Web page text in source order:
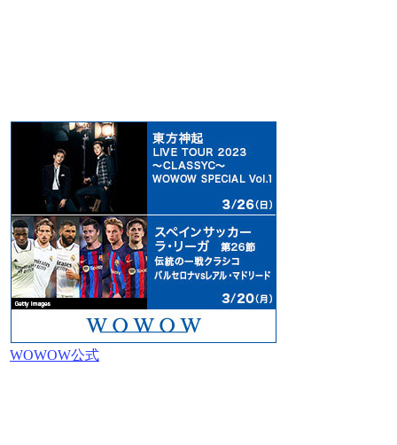
WOWOW公式